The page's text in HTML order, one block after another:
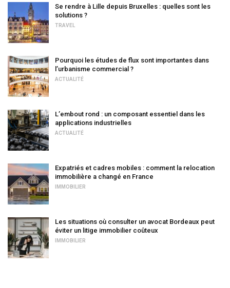
Se rendre à Lille depuis Bruxelles : quelles sont les
solutions ?
TRAVEL
Pourquoi les études de flux sont importantes dans
l’urbanisme commercial ?
ACTUALITÉ
L’embout rond : un composant essentiel dans les
applications industrielles
ACTUALITÉ
Expatriés et cadres mobiles : comment la relocation
immobilière a changé en France
IMMOBILIER
Les situations où consulter un avocat Bordeaux peut
éviter un litige immobilier coûteux
IMMOBILIER